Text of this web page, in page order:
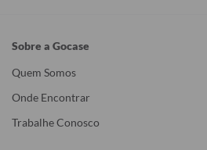
Sobre a Gocase
Quem Somos
Onde Encontrar
Trabalhe Conosco